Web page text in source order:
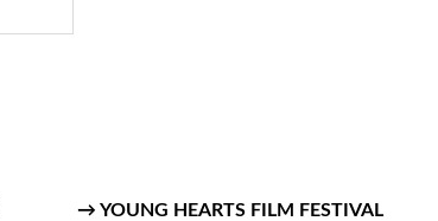
→ YOUNG HEARTS FILM FESTIVAL